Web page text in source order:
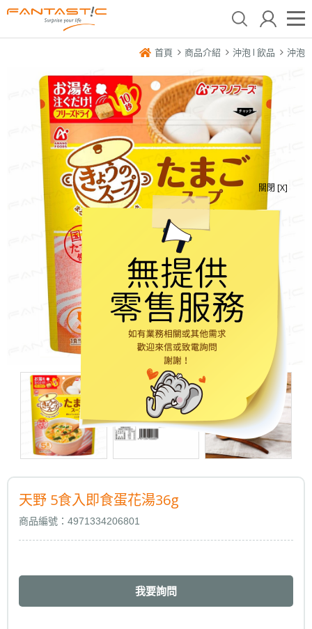
首頁 商品介紹 沖泡 l 飲品 沖泡
天野 5食入即食蛋花湯36g
商品編號：4971334206801
我要詢問
關閉 [X]